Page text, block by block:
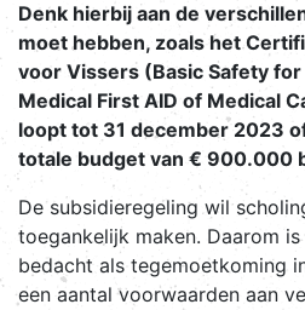
Denk hierbij aan de
moet hebben, zoals het
voor Vissers (Basic Safety
Medical First AID of Medical
loopt tot 31 december 2023
totale budget van € 900.000
De subsidieregeling wil
toegankelijk maken. Daarom
bedacht als tegemoetkoming
een aantal voorwaarden aan